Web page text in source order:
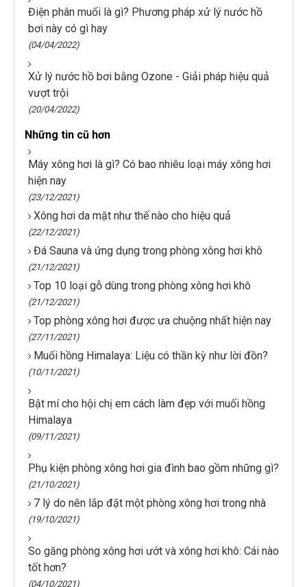
Điện phân muối là gì? Phương pháp xử lý nước hồ
bơi này có gì hay
(04/04/2022)
Xử lý nước hồ bơi bằng Ozone - Giải pháp hiệu quả
vượt trội
(20/04/2022)
Những tin cũ hơn
Máy xông hơi là gì? Có bao nhiêu loại máy xông hơi
hiện nay
(23/12/2021)
Xông hơi da mặt như thế nào cho hiệu quả
(22/12/2021)
Đá Sauna và ứng dụng trong phòng xông hơi khô
(21/12/2021)
Top 10 loại gỗ dùng trong phòng xông hơi khô
(21/12/2021)
Top phòng xông hơi được ưa chuộng nhất hiện nay
(27/11/2021)
Muối hồng Himalaya: Liệu có thần kỳ như lời đồn?
(10/11/2021)
Bật mí cho hội chị em cách làm đẹp với muối hồng
Himalaya
(09/11/2021)
Phụ kiện phòng xông hơi gia đình bao gồm những gì?
(21/10/2021)
7 lý do nên lắp đặt một phòng xông hơi trong nhà
(19/10/2021)
So găng phòng xông hơi ướt và xông hơi khô: Cái nào
tốt hơn?
(04/10/2021)